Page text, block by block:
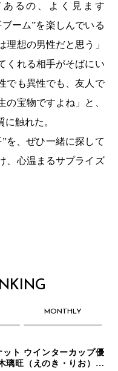
るの、よく見ます
ーム”を楽しんでいる
想の男性だと思う」
くれる相手がそばにい
でも異性でも、友人で
の宝物ですよね」と、
触れた。
を、ぜひ一緒に探して
、心温まるサプライズ
MONTHLY
ット ウインターカップ優
璃旺（えのき・りお）が